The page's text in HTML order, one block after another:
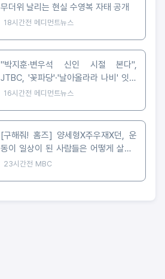
무더위 날리는 현실 수영복 자태 공개
18시간전 메디먼트뉴스
"박지훈·변우석 신인 시절 본다",
JTBC, '꽃파당'·'날아올라라 나비' 잇따
라 편성
16시간전 메디먼트뉴스
[구해줘! 홈즈] 양세형X주우재X던, 운
동이 일상이 된 사람들은 어떻게 살까?
'운동세권' 임장 특집!
23시간전 MBC